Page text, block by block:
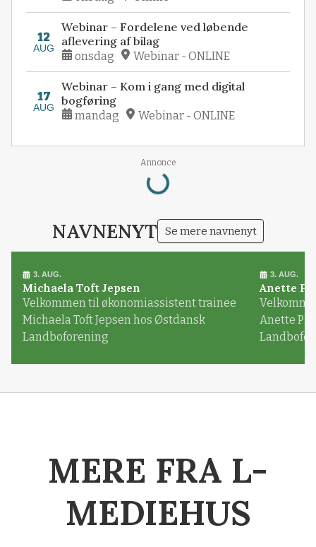
12
AUG
Webinar – Fordelene ved løbende
aflevering af bilag
onsdag Webinar - ONLINE
17
AUG
Webinar – Kom i gang med digital
bogføring
mandag Webinar - ONLINE
Annonce
Loading...
NAVNENYT Se mere navnenyt
3. AUG.
Michaela Toft Jepsen
Velkommen til økonomiassistent trainee
Michaela Toft Jepsen hos Østdansk
Landboforening
3. AUG.
Anette
Anette
MERE FRA L-
MEDIEHUS